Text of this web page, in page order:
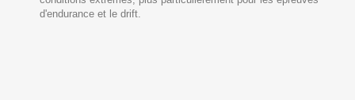
d'endurance et le drift.